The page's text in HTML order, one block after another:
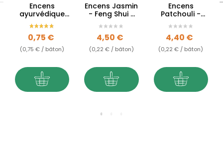
Encens
ayurvédique
Nag Champa
Prix
0,75 €
(0,75 € / bâton)
Encens Jasmin
- Feng Shui -
Elément eau
Prix
4,50 €
(0,22 € / bâton)
Encens
Patchouli -
Elément métal
Prix
4,40 €
(0,22 € / bâton)